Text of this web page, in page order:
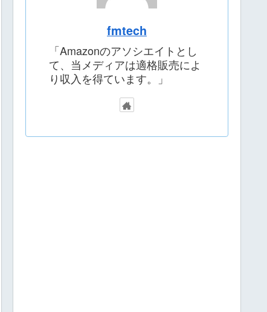
fmtech
「Amazonのアソシエイトとし
て、当メディアは適格販売によ
り収入を得ています。」